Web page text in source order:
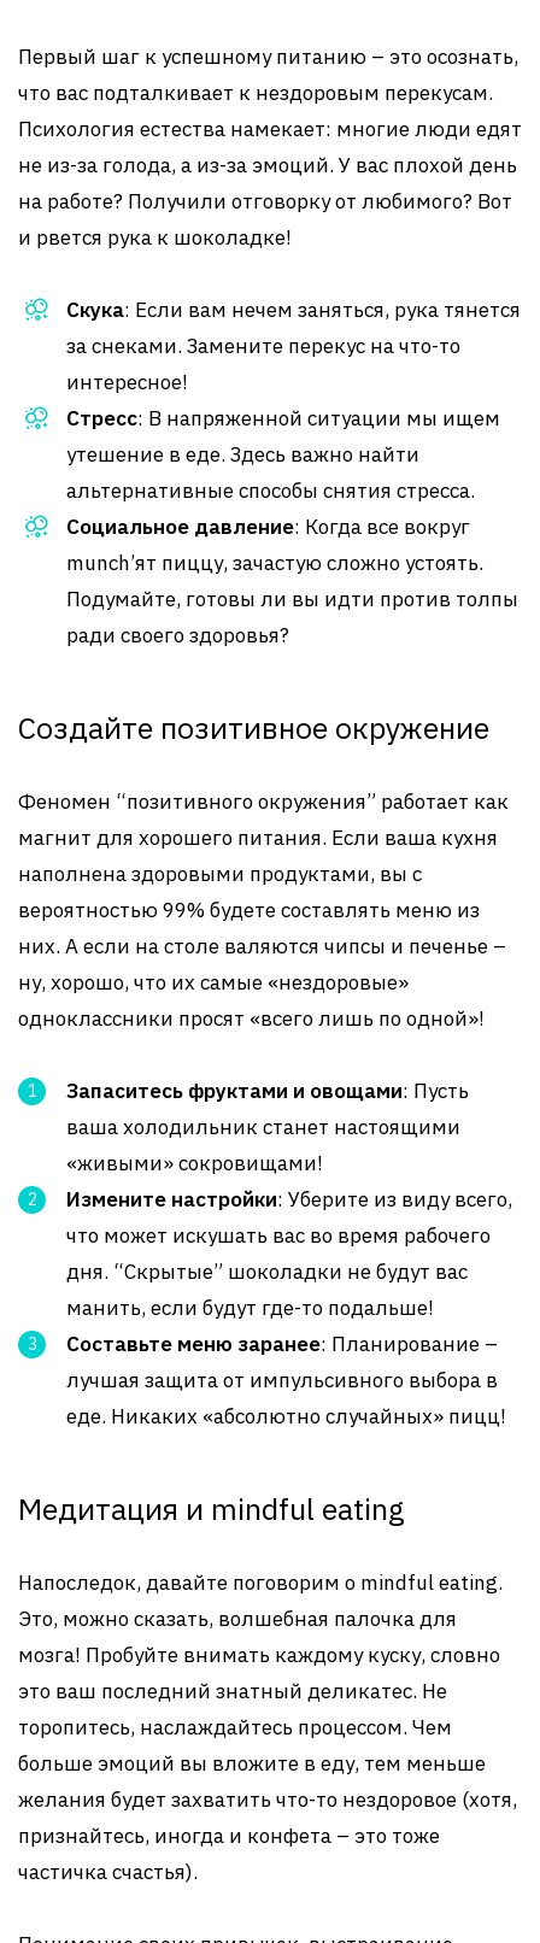
Первый шаг к успешному питанию – это осознать,
что вас подталкивает к нездоровым перекусам.
Психология естества намекает: многие люди едят
не из-за голода, а из-за эмоций. У вас плохой день
на работе? Получили отговорку от любимого? Вот
и рвется рука к шоколадке!
Скука: Если вам нечем заняться, рука тянется
за снеками. Замените перекус на что-то
интересное!
Стресс: В напряженной ситуации мы ищем
утешение в еде. Здесь важно найти
альтернативные способы снятия стресса.
Социальное давление: Когда все вокруг
munch’ят пиццу, зачастую сложно устоять.
Подумайте, готовы ли вы идти против толпы
ради своего здоровья?
Создайте позитивное окружение
Феномен “позитивного окружения” работает как
магнит для хорошего питания. Если ваша кухня
наполнена здоровыми продуктами, вы с
вероятностью 99% будете составлять меню из
них. А если на столе валяются чипсы и печенье –
ну, хорошо, что их самые «нездоровые»
одноклассники просят «всего лишь по одной»!
Запаситесь фруктами и овощами: Пусть
ваша холодильник станет настоящими
«живыми» сокровищами!
Измените настройки: Уберите из виду всего,
что может искушать вас во время рабочего
дня. “Скрытые” шоколадки не будут вас
манить, если будут где-то подальше!
Составьте меню заранее: Планирование –
лучшая защита от импульсивного выбора в
еде. Никаких «абсолютно случайных» пицц!
Медитация и mindful eating
Напоследок, давайте поговорим о mindful eating.
Это, можно сказать, волшебная палочка для
мозга! Пробуйте внимать каждому куску, словно
это ваш последний знатный деликатес. Не
торопитесь, наслаждайтесь процессом. Чем
больше эмоций вы вложите в еду, тем меньше
желания будет захватить что-то нездоровое (хотя,
признайтесь, иногда и конфета – это тоже
частичка счастья).